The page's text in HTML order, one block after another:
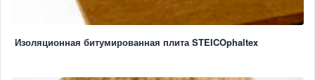
Изоляционная битумированная плита STEICOphaltex